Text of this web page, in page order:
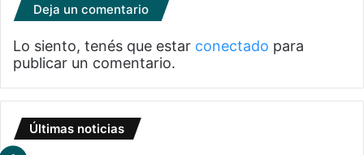
Deja un comentario
Lo siento, tenés que estar conectado para
publicar un comentario.
Últimas noticias